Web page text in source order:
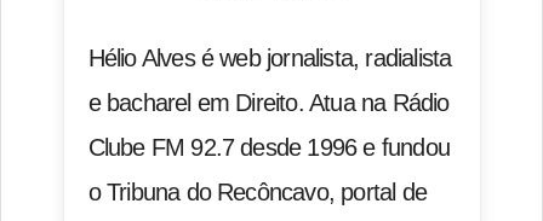
Hélio Alves é web jornalista, radialista
e bacharel em Direito. Atua na Rádio
Clube FM 92.7 desde 1996 e fundou
o Tribuna do Recôncavo, portal de